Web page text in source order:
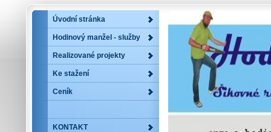
Úvodní stránka
Hodinový manžel - služby
Realizované projekty
Ke stažení
Ceník
KONTAKT